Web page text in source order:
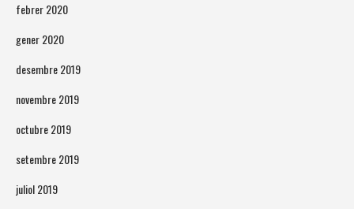
febrer 2020
gener 2020
desembre 2019
novembre 2019
octubre 2019
setembre 2019
juliol 2019